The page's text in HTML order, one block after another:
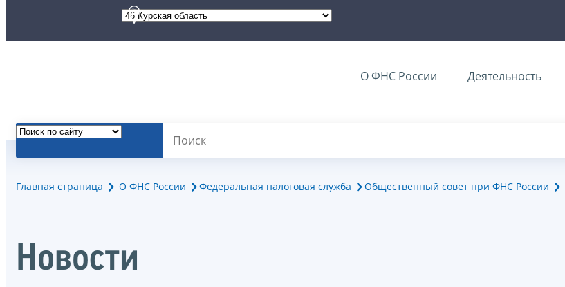
О ФНС России Деятельность
Главная страница О ФНС России Федеральная налоговая служба Общественный совет при ФНС России
Новости